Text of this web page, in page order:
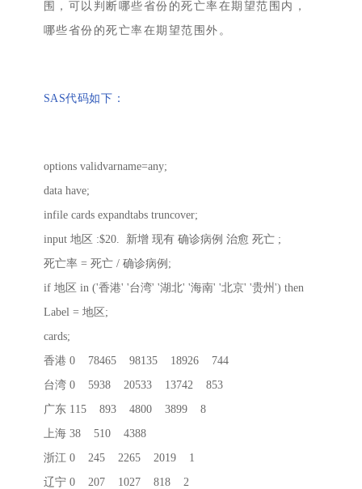
围，可以判断哪些省份的死亡率在期望范围内，
哪些省份的死亡率在期望范围外。
SAS代码如下：
options validvarname=any;
data have;
infile cards expandtabs truncover;
input 地区 :$20. 新增 现有 确诊病例 治愈 死亡 ;
死亡率 = 死亡 / 确诊病例;
if 地区 in ('香港' '台湾' '湖北' '海南' '北京' '贵州') then
Label = 地区;
cards;
香港 0 78465 98135 18926 744
台湾 0 5938 20533 13742 853
广东 115 893 4800 3899 8
上海 38 510 4388
浙江 0 245 2265 2019 1
辽宁 0 207 1027 818 2